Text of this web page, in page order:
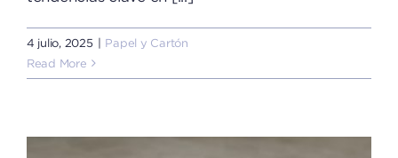
4 julio, 2025
Papel y Cartón
Read More